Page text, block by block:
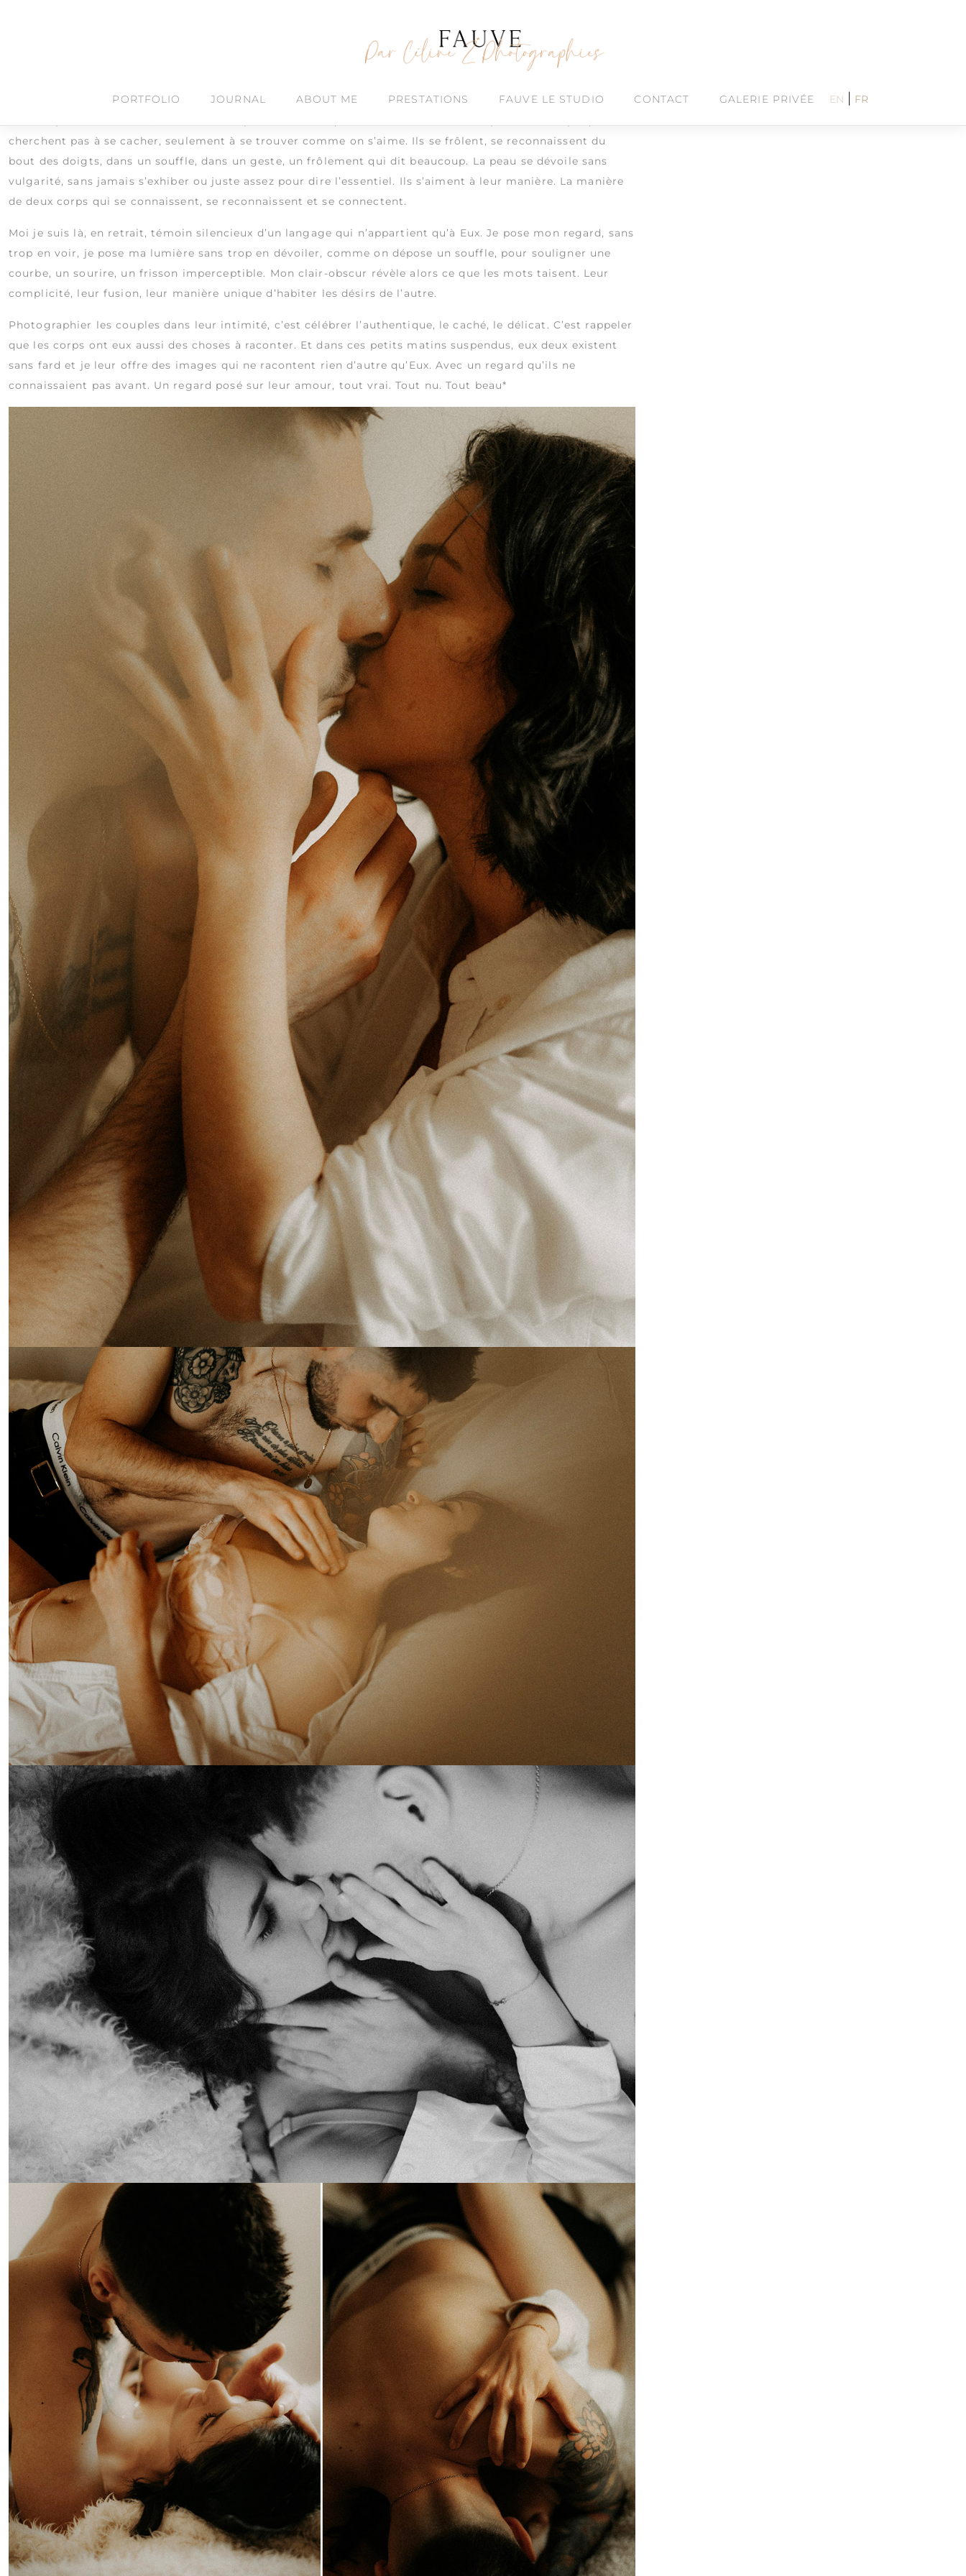
PORTFOLIO JOURNAL ABOUT ME PRESTATIONS FAUVE LE STUDIO CONTACT GALERIE PRIVÉE EN FR
cherchent pas à se cacher, seulement à se trouver comme on s’aime. Ils se frôlent, se reconnaissent du
bout des doigts, dans un souffle, dans un geste, un frôlement qui dit beaucoup. La peau se dévoile sans
vulgarité, sans jamais s’exhiber ou juste assez pour dire l’essentiel. Ils s’aiment à leur manière. La manière
de deux corps qui se connaissent, se reconnaissent et se connectent.
Moi je suis là, en retrait, témoin silencieux d’un langage qui n’appartient qu’à Eux. Je pose mon regard, sans
trop en voir, je pose ma lumière sans trop en dévoiler, comme on dépose un souffle, pour souligner une
courbe, un sourire, un frisson imperceptible. Mon clair-obscur révèle alors ce que les mots taisent. Leur
complicité, leur fusion, leur manière unique d’habiter les désirs de l’autre.
Photographier les couples dans leur intimité, c’est célébrer l’authentique, le caché, le délicat. C’est rappeler
que les corps ont eux aussi des choses à raconter. Et dans ces petits matins suspendus, eux deux existent
sans fard et je leur offre des images qui ne racontent rien d’autre qu’Eux. Avec un regard qu’ils ne
connaissaient pas avant. Un regard posé sur leur amour, tout vrai. Tout nu. Tout beau*